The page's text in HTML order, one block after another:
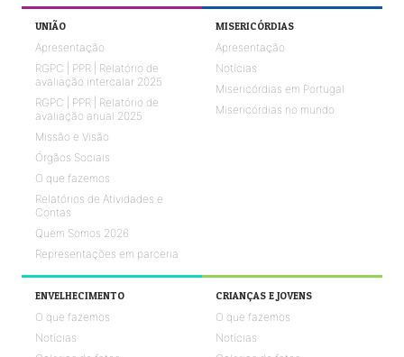
UNIÃO
Apresentação
RGPC | PPR | Relatório de
avaliação intercalar 2025
RGPC | PPR | Relatório de
avaliação anual 2025
Missão e Visão
Órgãos Sociais
O que fazemos
Relatórios de Atividades e
Contas
Quem Somos 2026
Representações em parceria
MISERICÓRDIAS
Apresentação
Notícias
Misericórdias em Portugal
Misericórdias no mundo
ENVELHECIMENTO
O que fazemos
Notícias
CRIANÇAS E JOVENS
O que fazemos
Notícias